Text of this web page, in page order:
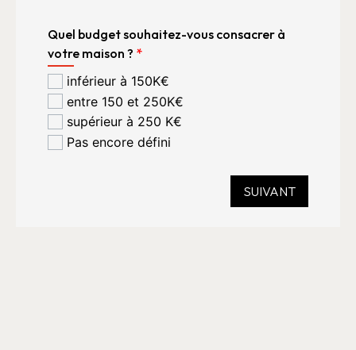
Quel budget souhaitez-vous consacrer à
votre maison ? *
inférieur à 150K€
entre 150 et 250K€
supérieur à 250 K€
Pas encore défini
SUIVANT